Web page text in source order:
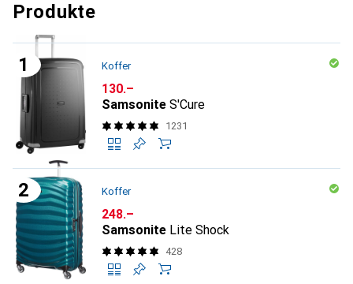
Produkte
Koffer
CHF
130.–
Samsonite S'Cure
1231
Koffer
CHF
248.–
Samsonite Lite Shock
428